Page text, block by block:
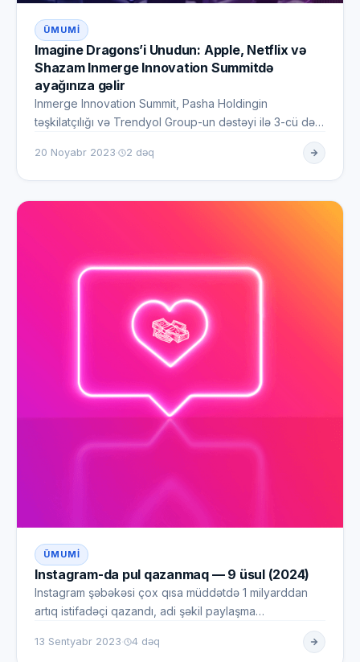
ÜMUMI
Imagine Dragons’i Unudun: Apple, Netflix və
Shazam Inmerge Innovation Summitdə
ayağınıza gəlir
Inmerge Innovation Summit, Pasha Holdingin
təşkilatçılığı və Trendyol Group-un dəstəyi ilə 3-cü dəfə
20 Noyabr 2023· 2 dəq
ÜMUMI
Instagram-da pul qazanmaq — 9 üsul (2024)
Instagram şəbəkəsi çox qısa müddətdə 1 milyarddan
artıq istifadəçi qazandı, adi şəkil paylaşma
13 Sentyabr 2023· 4 dəq